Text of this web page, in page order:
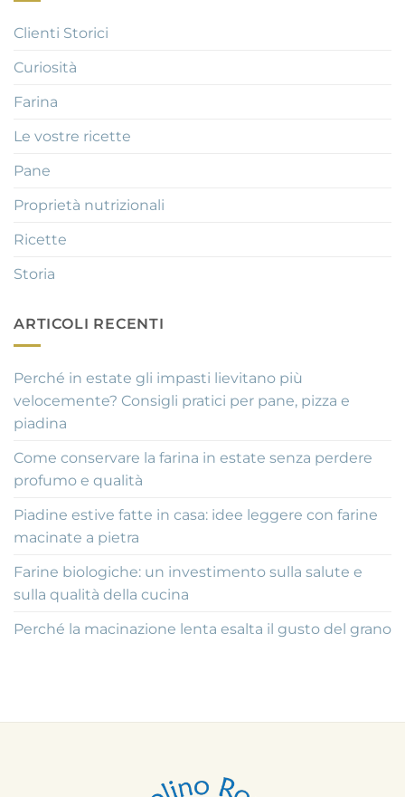
Clienti Storici
Curiosità
Farina
Le vostre ricette
Pane
Proprietà nutrizionali
Ricette
Storia
ARTICOLI RECENTI
Perché in estate gli impasti lievitano più
velocemente? Consigli pratici per pane, pizza e
piadina
Come conservare la farina in estate senza perdere
profumo e qualità
Piadine estive fatte in casa: idee leggere con farine
macinate a pietra
Farine biologiche: un investimento sulla salute e
sulla qualità della cucina
Perché la macinazione lenta esalta il gusto del grano